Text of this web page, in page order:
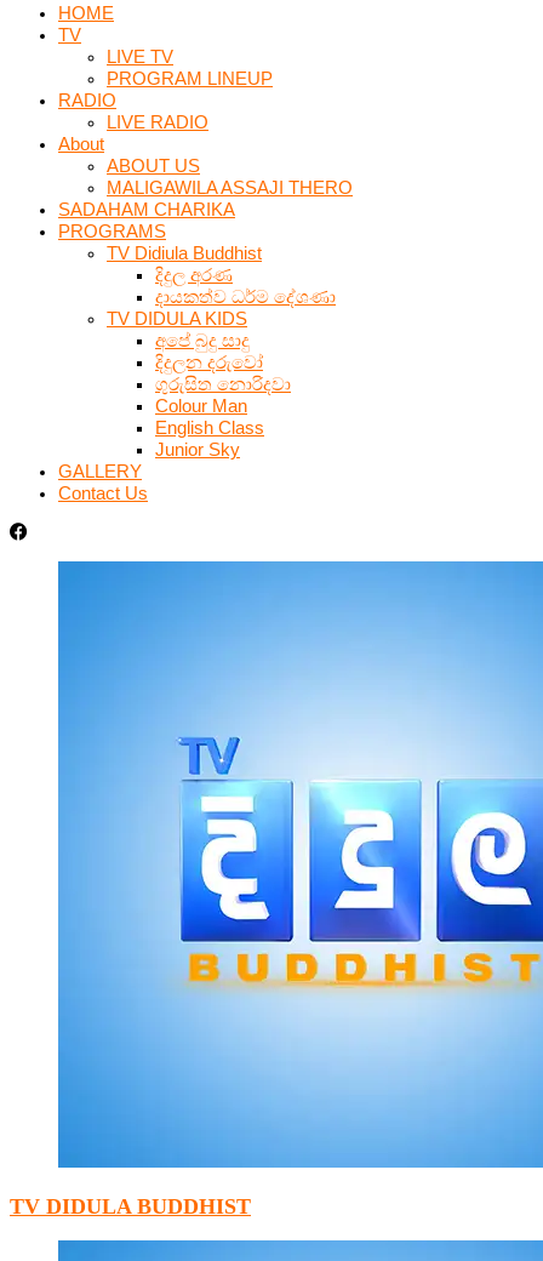
HOME
TV
LIVE TV
PROGRAM LINEUP
RADIO
LIVE RADIO
About
ABOUT US
MALIGAWILA ASSAJI THERO
SADAHAM CHARIKA
PROGRAMS
TV Didiula Buddhist
දිදුල අරණ
දායකත්ව ධර්ම දේශණා
TV DIDULA KIDS
අපේ බුදු සාදු
දිදුලන දරුවෝ
ගුරුසිත නොරිදවා
Colour Man
English Class
Junior Sky
GALLERY
Contact Us
TV DIDULA BUDDHIST